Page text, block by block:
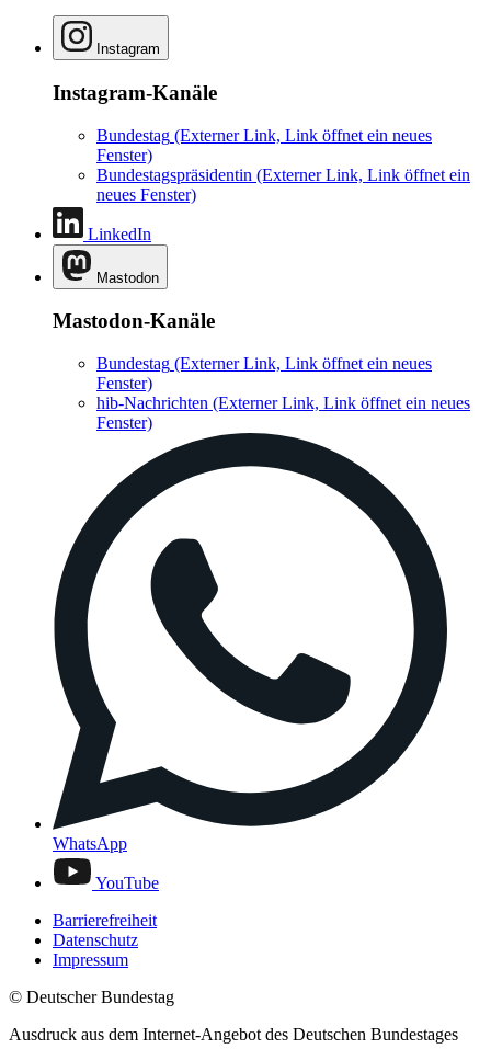
Instagram
Instagram-Kanäle
Bundestag (Externer Link, Link öffnet ein neues
Fenster)
Bundestagspräsidentin (Externer Link, Link öffnet ein
neues Fenster)
LinkedIn
Mastodon
Mastodon-Kanäle
Bundestag (Externer Link, Link öffnet ein neues
Fenster)
hib-Nachrichten (Externer Link, Link öffnet ein neues
Fenster)
WhatsApp
YouTube
Barrierefreiheit
Datenschutz
Impressum
© Deutscher Bundestag
Ausdruck aus dem Internet-Angebot des Deutschen Bundestages